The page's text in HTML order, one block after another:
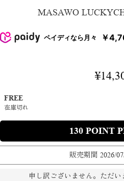
MASAWO
ペイディなら月々 ￥
¥
FREE
在庫切れ
130
販売期間 2026/
申し訳ございません。ただい